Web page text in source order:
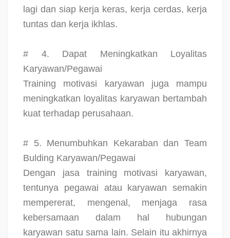
lagi dan siap kerja keras, kerja cerdas, kerja
tuntas dan kerja ikhlas.
# 4. Dapat Meningkatkan Loyalitas
Karyawan/Pegawai
Training motivasi karyawan juga mampu
meningkatkan loyalitas karyawan bertambah
kuat terhadap perusahaan.
# 5. Menumbuhkan Kekaraban dan Team
Bulding Karyawan/Pegawai
Dengan jasa training motivasi karyawan,
tentunya pegawai atau karyawan semakin
mempererat, mengenal, menjaga rasa
kebersamaan dalam hal hubungan
karyawan satu sama lain. Selain itu akhirnya